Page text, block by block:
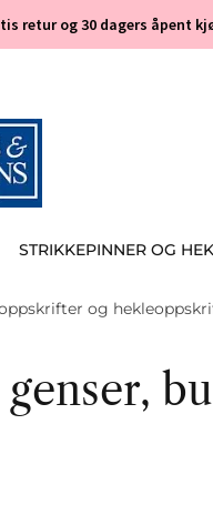
retur og 30 dagers åpent
STRIKKEPINNER OG
og